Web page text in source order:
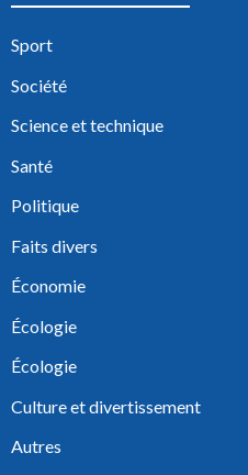
Sport
Société
Science et technique
Santé
Politique
Faits divers
Économie
Écologie
Écologie
Culture et divertissement
Autres